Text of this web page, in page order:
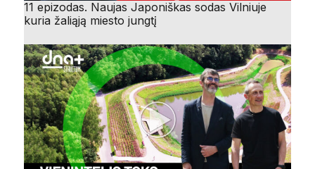
11 epizodas. Naujas Japoniškas sodas Vilniuje
kuria žaliąją miesto jungtį